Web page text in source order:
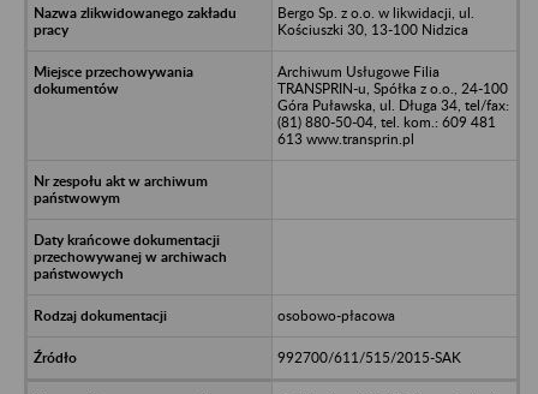
Bergo Sp. z o.o. w likwidacji, ul.
Kościuszki 30, 13-100 Nidzica
Archiwum Usługowe Filia
TRANSPRIN-u, Spółka z o.o., 24-100
Góra Puławska, ul. Długa 34, tel/fax:
(81) 880-50-04, tel. kom.: 609 481
613 www.transprin.pl
osobowo-płacowa
992700/611/515/2015-SAK